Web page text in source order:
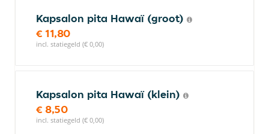
Kapsalon pita Hawaï (groot)
€ 11,80
incl. statiegeld (€ 0,00)
Kapsalon pita Hawaï (klein)
€ 8,50
incl. statiegeld (€ 0,00)